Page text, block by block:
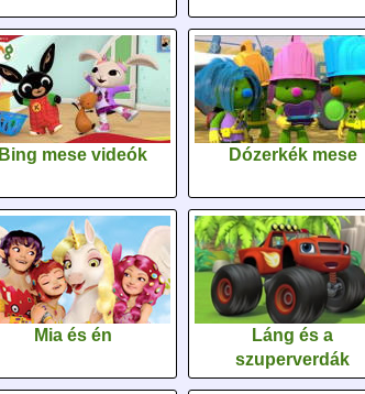
Bing mese videók Dózerkék mese
Mia és én
Láng és a
szuperverdák